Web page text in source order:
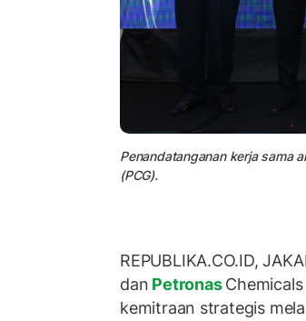
Penandatanganan kerja sama
(PCG).
REPUBLIKA.CO.ID,
dan Petronas
kemitraan strategis